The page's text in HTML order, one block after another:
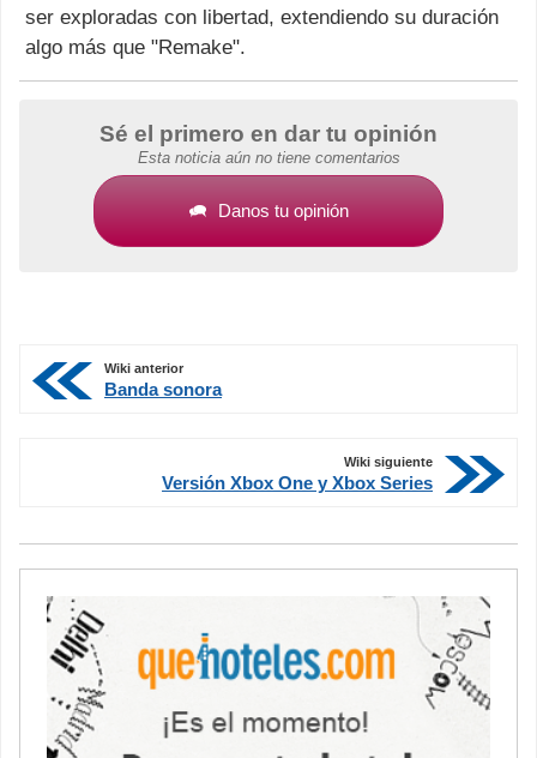
ser exploradas con libertad, extendiendo su duración
algo más que "Remake".
Sé el primero en dar tu opinión
Esta noticia aún no tiene comentarios
Danos tu opinión
Wiki anterior
Banda sonora
Wiki siguiente
Versión Xbox One y Xbox Series